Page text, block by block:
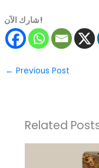
شارك الآن!
← Previous Post
Related